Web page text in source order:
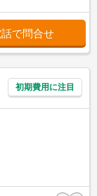
話で問合せ
初期費用に注目